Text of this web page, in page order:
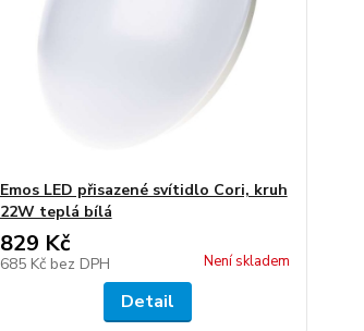
Emos LED přisazené svítidlo Cori, kruh
22W teplá bílá
829 Kč
685 Kč bez DPH Není skladem
Detail